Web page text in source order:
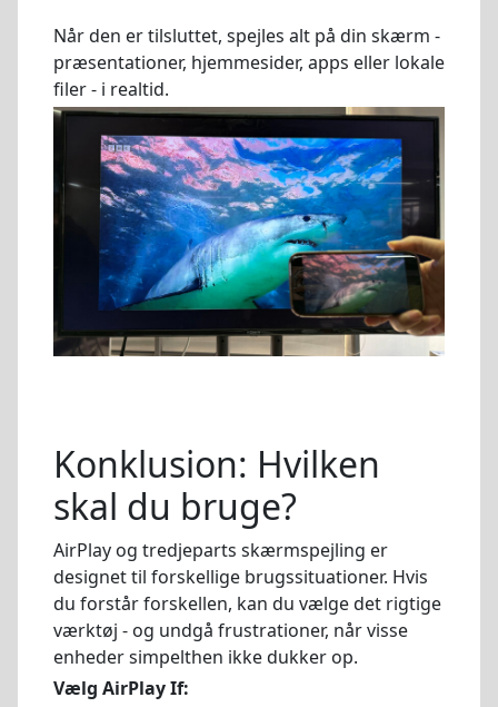
Når den er tilsluttet, spejles alt på din skærm -
præsentationer, hjemmesider, apps eller lokale
filer - i realtid.
Konklusion: Hvilken
skal du bruge?
AirPlay og tredjeparts skærmspejling er
designet til forskellige brugssituationer. Hvis
du forstår forskellen, kan du vælge det rigtige
værktøj - og undgå frustrationer, når visse
enheder simpelthen ikke dukker op.
Vælg AirPlay If: